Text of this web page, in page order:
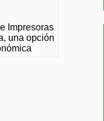
Impresoras
una opción